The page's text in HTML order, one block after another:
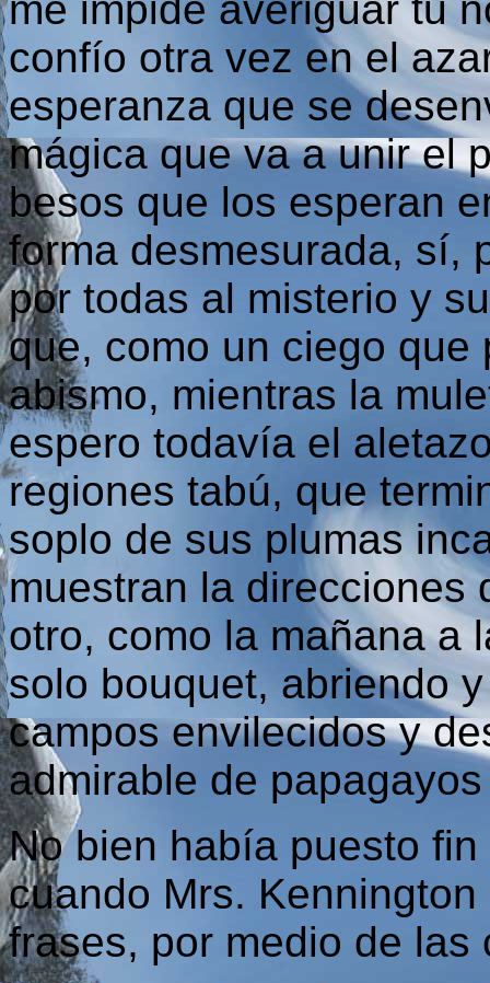
confío otra vez en el
esperanza que se
mágica que va a unir el
besos que los esperan
forma desmesurada, sí,
por todas al misterio y
que, como un ciego
abismo, mientras la
espero todavía el
regiones tabú, que
soplo de sus plumas
muestran la direcciones
otro, como la mañana a
solo bouquet, abriendo
campos envilecidos y
admirable de
No bien había puesto
cuando Mrs.
frases, por medio de